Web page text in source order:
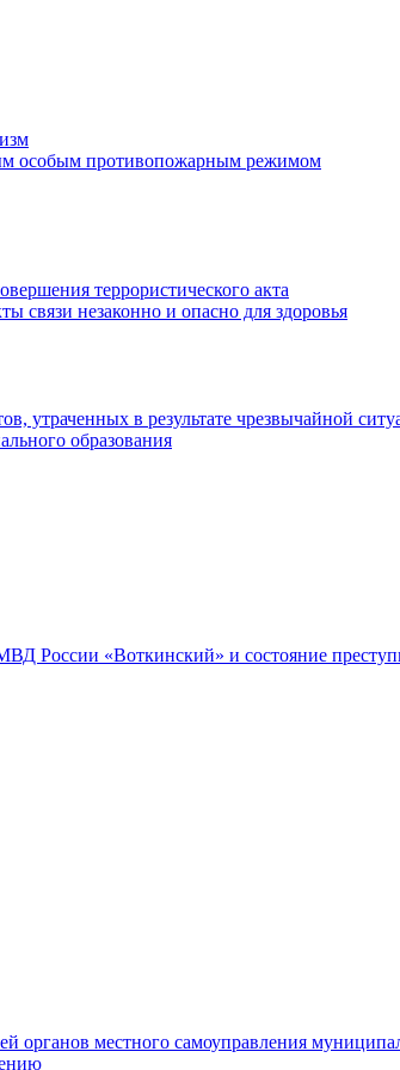
особым противопожарным режимом
террористического акта
незаконно и опасно для здоровья
утраченных в результате чрезвычайной
образования
России «Воткинский» и состояние
органов местного самоуправления